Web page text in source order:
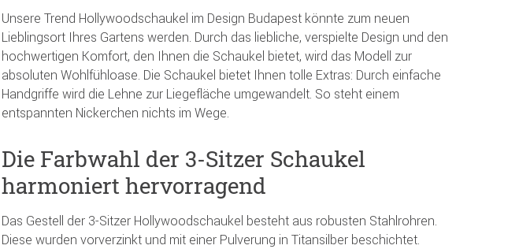
Unsere Trend Hollywoodschaukel im Design Budapest könnte zum neuen
Lieblingsort Ihres Gartens werden. Durch das liebliche, verspielte Design und den
hochwertigen Komfort, den Ihnen die Schaukel bietet, wird das Modell zur
absoluten Wohlfühloase. Die Schaukel bietet Ihnen tolle Extras: Durch einfache
Handgriffe wird die Lehne zur Liegefläche umgewandelt. So steht einem
entspannten Nickerchen nichts im Wege.
Die Farbwahl der 3-Sitzer Schaukel
harmoniert hervorragend
Das Gestell der 3-Sitzer Hollywoodschaukel besteht aus robusten Stahlrohren.
Diese wurden vorverzinkt und mit einer Pulverung in Titansilber beschichtet.